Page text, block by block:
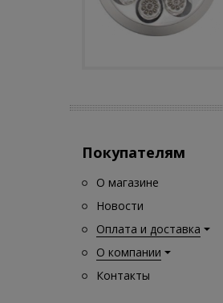
Покупателям
О магазине
Новости
Оплата и доставка
О компании
Контакты